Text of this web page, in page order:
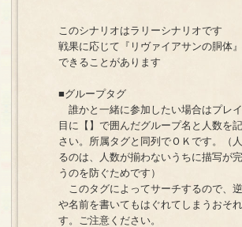
このシナリオはラリーシナリオです
戦果に応じて『リヴァイアサンの胴体
できることがあります
■グループタグ
誰かと一緒に参加したい場合はプレ
目に【】で囲んだグループ名と人数を
さい。所属タグと同列でＯＫです。（
るのは、人数が揃わないうちに描写が
うのを防ぐためです）
このタグによってサーチするので、
や名前を書いてもはぐれてしまうおそ
す。ご注意ください。